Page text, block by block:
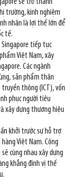
trường, kinh nghiệm
nhân là lợi thế lớn để
tế.
tiếp tục
Việt Nam, xây
Các ngành
sản phẩm thân
thông (ICT), vốn
phục người tiêu
xây dựng thương hiệu
khởi trước sự hỗ trợ
Việt Nam. Cộng
cùng nhau xây dựng
khẳng định vị thế